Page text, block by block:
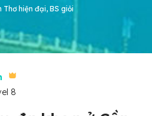
Thơ hiện đại, BS giỏi
8